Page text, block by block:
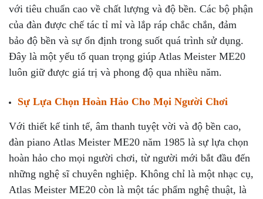
với tiêu chuẩn cao về chất lượng và độ bền. Các bộ phận
của đàn được chế tác tỉ mỉ và lắp ráp chắc chắn, đảm
bảo độ bền và sự ổn định trong suốt quá trình sử dụng.
Đây là một yếu tố quan trọng giúp Atlas Meister ME20
luôn giữ được giá trị và phong độ qua nhiều năm.
Sự Lựa Chọn Hoàn Hảo Cho Mọi Người Chơi
Với thiết kế tinh tế, âm thanh tuyệt vời và độ bền cao,
đàn piano Atlas Meister ME20 năm 1985 là sự lựa chọn
hoàn hảo cho mọi người chơi, từ người mới bắt đầu đến
những nghệ sĩ chuyên nghiệp. Không chỉ là một nhạc cụ,
Atlas Meister ME20 còn là một tác phẩm nghệ thuật, là